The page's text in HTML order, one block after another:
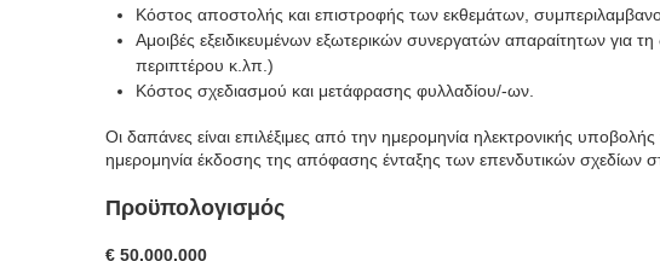
Κόστος αποστολής και επιστροφής των εκθεμάτων,
Αμοιβές εξειδικευμένων εξωτερικών συνεργατών απαραίτητων για
περιπτέρου κ.λπ.)
Κόστος σχεδιασμού και μετάφρασης φυλλαδίου/-ων.
Οι δαπάνες είναι επιλέξιμες από την ημερομηνία ηλεκτρονικής
ημερομηνία έκδοσης της απόφασης ένταξης των επενδυτικών σχεδίων
Προϋπολογισμός
€ 50.000.000